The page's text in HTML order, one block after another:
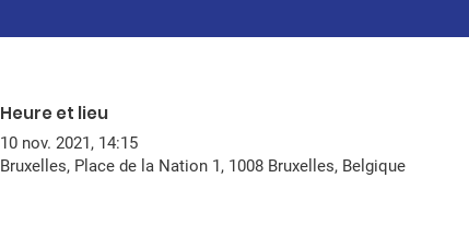
Heure et lieu
10 nov. 2021, 14:15
Bruxelles, Place de la Nation 1, 1008 Bruxelles, Belgique